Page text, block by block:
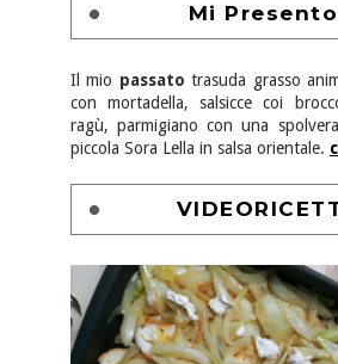
Mi
Il mio passatotrasuda grasso
con mortadella, salsicce coi
ragù, parmigiano con una
piccola Sora Lella in salsa orientale.